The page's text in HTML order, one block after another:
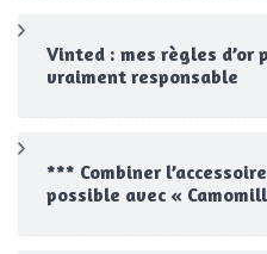
Vinted : mes règles d’or
vraiment responsable
*** Combiner
possible avec «